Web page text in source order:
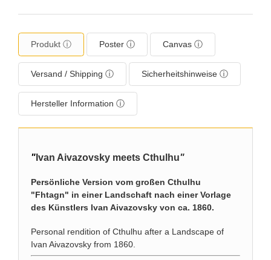
Produkt ⓘ Poster ⓘ Canvas ⓘ
Versand / Shipping ⓘ Sicherheitshinweise ⓘ
Hersteller Information ⓘ
" Ivan Aivazovsky meets Cthulhu"
Persönliche Version vom großen Cthulhu
"Fhtagn" in einer Landschaft nach einer Vorlage
des Künstlers Ivan Aivazovsky von ca. 1860.
Personal rendition of Cthulhu after a Landscape of
Ivan Aivazovsky from 1860.